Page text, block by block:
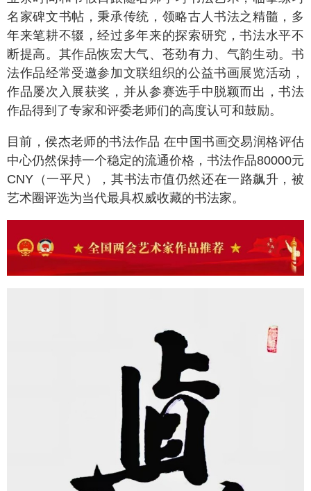
名家碑文书帖，秉承传统，领略古人书法之精髓，多
年来笔耕不辍，经过多年来的探索研究，书法水平不
断提高。其作品恢宏大气、苍劲有力、气韵生动。书
法作品经常受邀参加文联组织的公益书画展览活动，
作品屡次入展获奖，并从参赛选手中脱颖而出，书法
作品得到了专家和评委老师们的高度认可和鼓励。
目前，侯杰老师的书法作品 在中国书画交易润格评估
中心仍然保持一个稳定的流通价格，书法作品80000元
CNY（一平尺），其书法市值仍然还在一路飙升，被
艺术圈评选为当代最具权威收藏的书法家。